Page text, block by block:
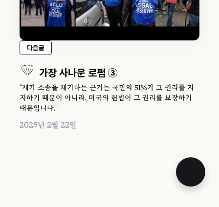
다음글
가장 사나운 로펌 ③
"제가 소송을 제기하는 근거는 국민의 51%가 그 권리를 지
지하기 때문이 아니라, 미국의 헌법이 그 권리를 보장하기
때문입니다."
2025년 2월 22일